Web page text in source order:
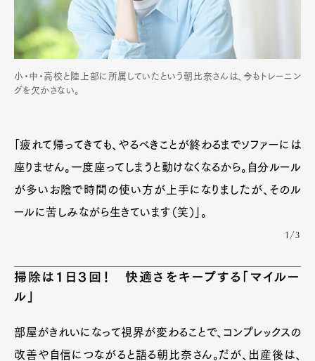
小・中・高校と陸上部に所属していたという朝比奈さんは、今もトレーニン
グを欠かさない。
「疲れて帰ってきても、やるべきことが終わるまでソファーには
座りません。一度座ってしまうと動けなくなるから。自分ルール
が多いお陰で時間の使い方が上手になりましたが、そのル
ールに苦しみながら生きています（笑）」。
1/3
掃除は１日３回！ 快適さをキープする「マイルー
ル」
部屋がきれいになって視界が変わることで、コンプレックスの
改善や自信につながると語る朝比奈さん。だが、出産後は、